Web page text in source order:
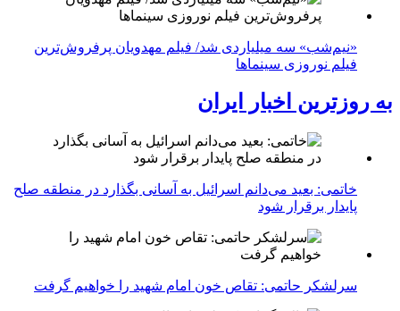
«نیم‌شب» سه میلیاردی شد/ فیلم مهدویان پرفروش‌ترین
فیلم نوروزی سینماها
به روزترین اخبار ایران
خاتمی: بعید می‌دانم اسرائیل به آسانی بگذارد در منطقه صلح
پایدار برقرار شود
سرلشکر حاتمی: تقاص خون امام شهید را خواهیم گرفت